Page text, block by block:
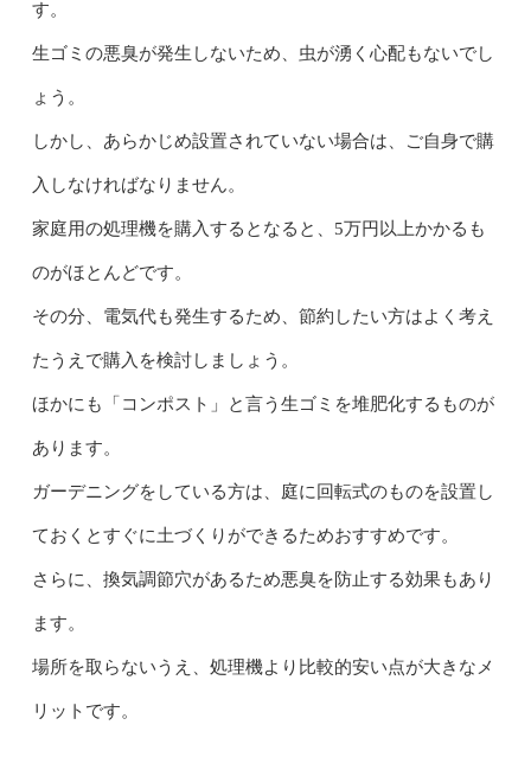
す。
生ゴミの悪臭が発生しないため、虫が湧く心配もないでし
ょう。
しかし、あらかじめ設置されていない場合は、ご自身で購
入しなければなりません。
家庭用の処理機を購入するとなると、5万円以上かかるも
のがほとんどです。
その分、電気代も発生するため、節約したい方はよく考え
たうえで購入を検討しましょう。
ほかにも「コンポスト」と言う生ゴミを堆肥化するものが
あります。
ガーデニングをしている方は、庭に回転式のものを設置し
ておくとすぐに土づくりができるためおすすめです。
さらに、換気調節穴があるため悪臭を防止する効果もあり
ます。
場所を取らないうえ、処理機より比較的安い点が大きなメ
リットです。